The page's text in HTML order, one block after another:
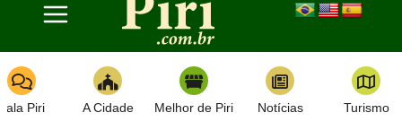
Toggle navigation
Piri A Cidade Melhor de Piri Notícias Turismo